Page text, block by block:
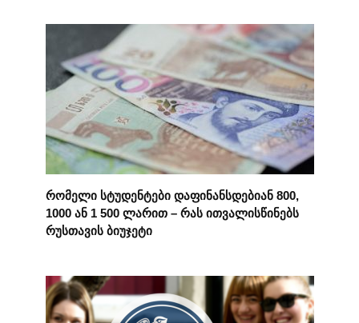
რომელი სტუდენტები დაფინანსდებიან 800,
1000 ან 1 500 ლარით – რას ითვალისწინებს
რუსთავის ბიუჯეტი